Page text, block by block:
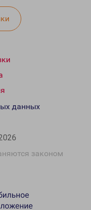
законом
данных